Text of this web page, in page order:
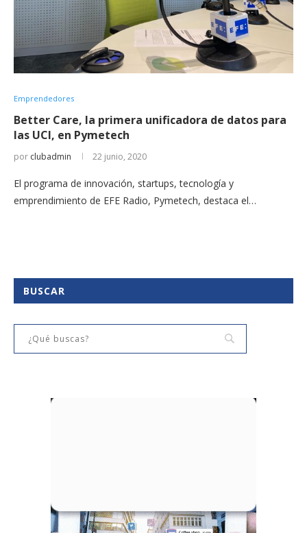
Emprendedores
Better Care, la primera unificadora de datos para
las UCI, en Pymetech
por clubadmin 22 junio, 2020
El programa de innovación, startups, tecnología y
emprendimiento de EFE Radio, Pymetech, destaca el…
BUSCAR